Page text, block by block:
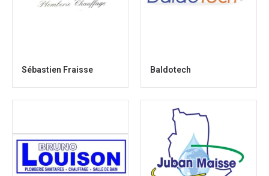
Sébastien Fraisse Baldotech